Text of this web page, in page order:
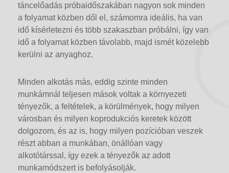
táncelőadás próbaidőszakában nagyon sok minden
a folyamat közben dől el, számomra ideális, ha van
idő kísérletezni és több szakaszban próbálni, így van
idő a folyamat közben távolabb, majd ismét közelebb
kerülni az anyaghoz.
Minden alkotás más, eddig szinte minden
munkámnál teljesen mások voltak a környezeti
tényezők, a feltételek, a körülmények, hogy milyen
városban és milyen koprodukciós keretek között
dolgozom, és az is, hogy milyen pozícióban veszek
részt abban a munkában, önállóan vagy
alkotótárssal, így ezek a tényezők az adott
munkamódszert is befolyásolják.